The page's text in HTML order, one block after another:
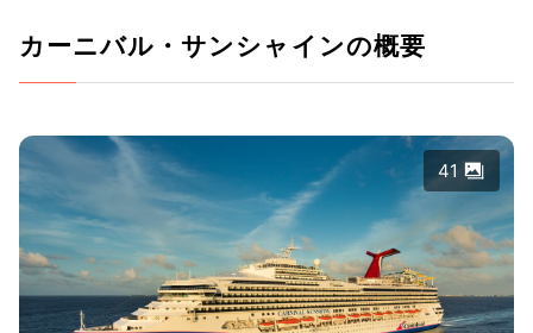
カーニバル・サンシャインの概要
41